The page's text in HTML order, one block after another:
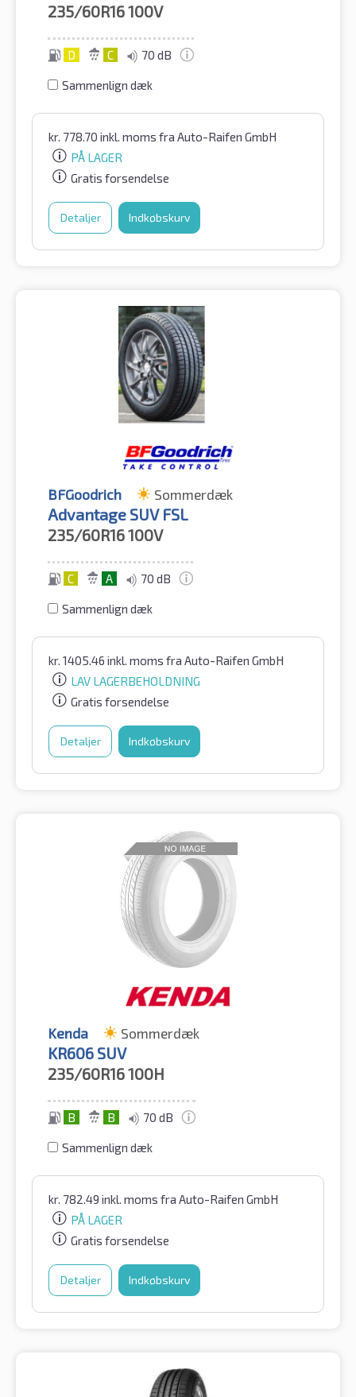
235/60R16100V
D C 70 dB
Sammenlign dæk
kr. 778.70 inkl. moms fra Auto-Raifen GmbH
PÅ LAGER
Gratis forsendelse
Detaljer Indkøbskurv
BFGoodrich Sommerdæk
Advantage SUV FSL
235/60R16100V
C A 70 dB
Sammenlign dæk
kr. 1405.46 inkl. moms fra Auto-Raifen GmbH
LAV LAGERBEHOLDNING
Gratis forsendelse
Detaljer Indkøbskurv
Kenda Sommerdæk
KR606 SUV
235/60R16100H
B B 70 dB
Sammenlign dæk
kr. 782.49 inkl. moms fra Auto-Raifen GmbH
PÅ LAGER
Gratis forsendelse
Detaljer Indkøbskurv